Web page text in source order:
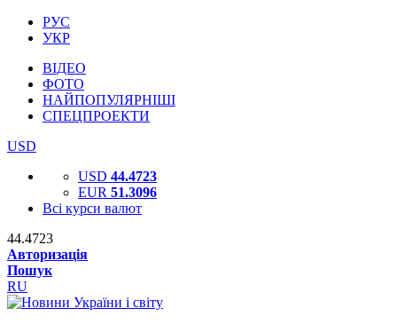
РУС
УКР
ВІДЕО
ФОТО
НАЙПОПУЛЯРНІШІ
СПЕЦПРОЕКТИ
USD
USD 44.4723
EUR 51.3096
Всі курси валют
44.4723
Авторизація
Пошук
RU